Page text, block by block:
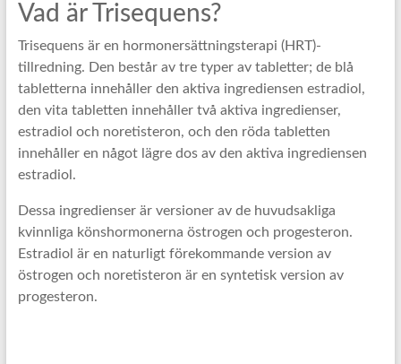
Vad är Trisequens?
Trisequens är en hormonersättningsterapi (HRT)-
tillredning. Den består av tre typer av tabletter; de blå
tabletterna innehåller den aktiva ingrediensen estradiol,
den vita tabletten innehåller två aktiva ingredienser,
estradiol och noretisteron, och den röda tabletten
innehåller en något lägre dos av den aktiva ingrediensen
estradiol.
Dessa ingredienser är versioner av de huvudsakliga
kvinnliga könshormonerna östrogen och progesteron.
Estradiol är en naturligt förekommande version av
östrogen och noretisteron är en syntetisk version av
progesteron.